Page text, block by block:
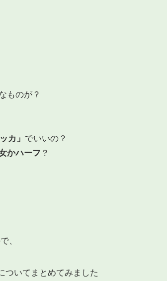
ものが？
カ」 でいいの？
かハーフ ？
、
ついてまとめてみました